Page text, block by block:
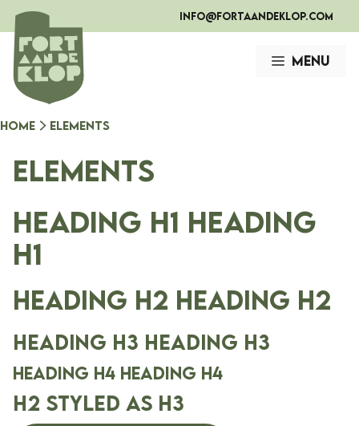
naar
de
inhoud
info@fortaandeklop.com
Menu
Home Elements
Elements
Heading h1 Heading
h1
Heading h2 Heading h2
Heading h3 Heading h3
Heading h4 Heading h4
H2 styled as h3